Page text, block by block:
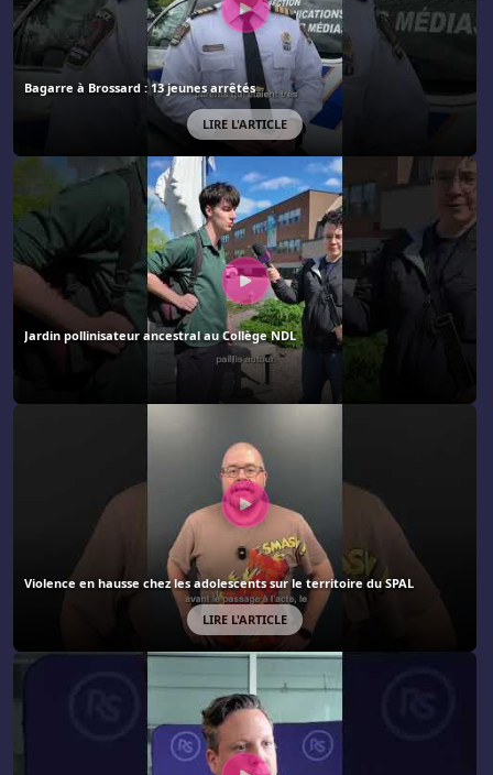
Bagarre à Brossard : 13 jeunes arrêtés
LIRE L'ARTICLE
Jardin pollinisateur ancestral au Collège NDL
Violence en hausse chez les adolescents sur le territoire du SPAL
LIRE L'ARTICLE